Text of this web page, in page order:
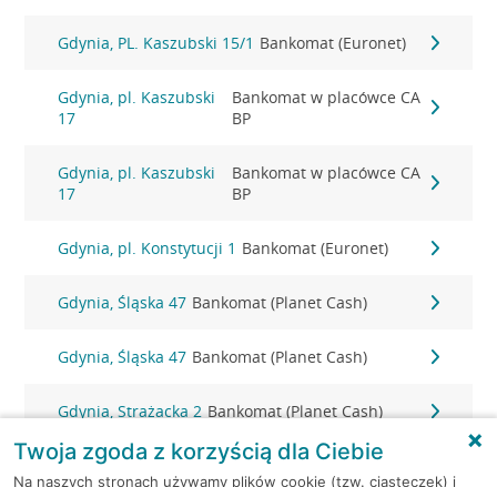
Gdynia, PL. Kaszubski 15/1 Bankomat (Euronet)
Gdynia, pl. Kaszubski
17
Bankomat w placówce CA
BP
Gdynia, pl. Kaszubski
17
Bankomat w placówce CA
BP
Gdynia, pl. Konstytucji 1 Bankomat (Euronet)
Gdynia, Śląska 47 Bankomat (Planet Cash)
Gdynia, Śląska 47 Bankomat (Planet Cash)
Gdynia, Strażacka 2 Bankomat (Planet Cash)
Gdynia, Świętojańska 36 Bankomat (Planet Cash)
Twoja zgoda z korzyścią dla Ciebie
Na naszych stronach używamy plików cookie (tzw. ciasteczek) i